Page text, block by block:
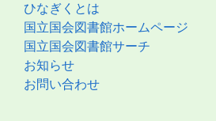
ひなぎくとは
国立国会図書館ホームページ
国立国会図書館サーチ
お知らせ
お問い合わせ